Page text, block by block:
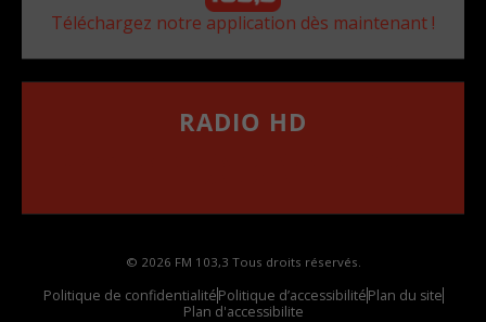
Téléchargez notre application dès maintenant !
RADIO HD
© 2026 FM 103,3 Tous droits réservés.
Politique de confidentialitéPolitique d’accessibilitéPlan du site
Plan d'accessibilite